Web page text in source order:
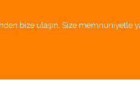
bize ulaşın. Size memnuniyetle